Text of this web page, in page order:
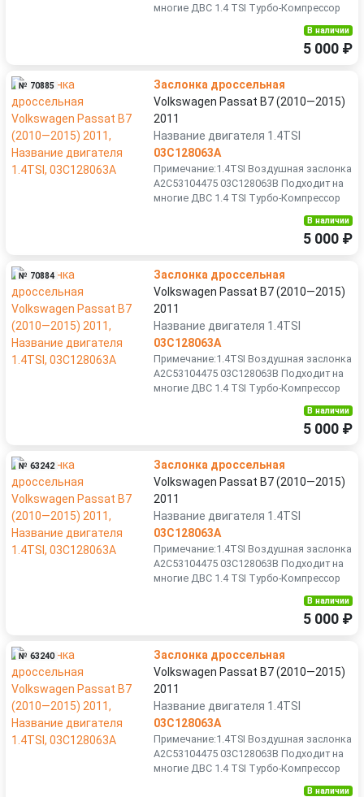
многие ДВС 1.4 TSI Турбо-Компрессор
В наличии
5 000 ₽
№ 70885
Заслонка дроссельная
Volkswagen Passat B7 (2010—2015)
2011
Название двигателя 1.4TSI
03C128063A
Примечание:1.4TSI Воздушная заслонка
A2C53104475 03C128063B Подходит на
многие ДВС 1.4 TSI Турбо-Компрессор
В наличии
5 000 ₽
№ 70884
Заслонка дроссельная
Volkswagen Passat B7 (2010—2015)
2011
Название двигателя 1.4TSI
03C128063A
Примечание:1.4TSI Воздушная заслонка
A2C53104475 03C128063B Подходит на
многие ДВС 1.4 TSI Турбо-Компрессор
В наличии
5 000 ₽
№ 63242
Заслонка дроссельная
Volkswagen Passat B7 (2010—2015)
2011
Название двигателя 1.4TSI
03C128063A
Примечание:1.4TSI Воздушная заслонка
A2C53104475 03C128063B Подходит на
многие ДВС 1.4 TSI Турбо-Компрессор
В наличии
5 000 ₽
№ 63240
Заслонка дроссельная
Volkswagen Passat B7 (2010—2015)
2011
Название двигателя 1.4TSI
03C128063A
Примечание:1.4TSI Воздушная заслонка
A2C53104475 03C128063B Подходит на
многие ДВС 1.4 TSI Турбо-Компрессор
В наличии